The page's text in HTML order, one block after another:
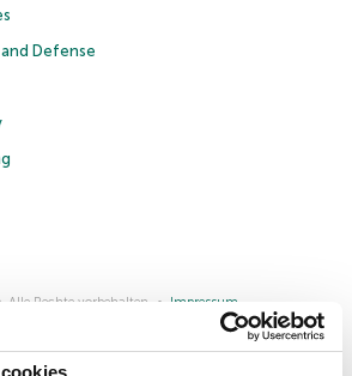
Defense
Rechte vorbehalten.
Impressum
Lizenzvereinbarung B2B
für B2B-Vertriebspartner